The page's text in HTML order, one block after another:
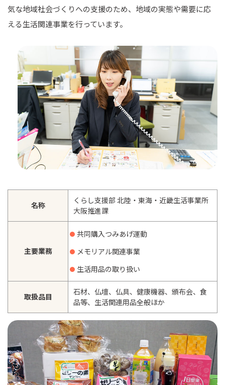
気な地域社会づくりへの支援のため、地域の実態や需要に応
える生活関連事業を行っています。
名称
くらし支援部 北陸・東海・近畿生活事業所
大阪推進課
主要業務
共同購入つみあげ運動
メモリアル関連事業
生活用品の取り扱い
取扱品目
石材、仏壇、仏具、健康機器、頒布会、食
品等、生活関連用品全般ほか